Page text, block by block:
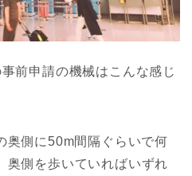
前申請の機械はこんな感じ
奥側に50m間隔ぐらいで何
奥側を歩いていればいずれ